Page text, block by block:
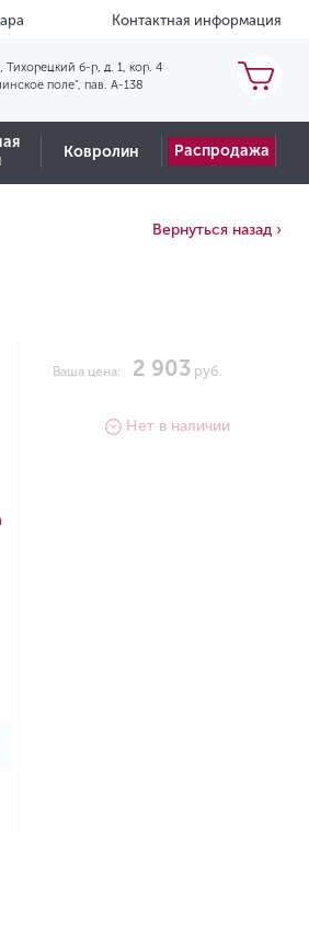
Контактная информация
Тихорецкий б-р, д. 1, кор. 4
поле", пав. А-138
Ковролин Распродажа
Вернуться назад ›
Ваша цена: 2 903 руб.
Нет в наличии